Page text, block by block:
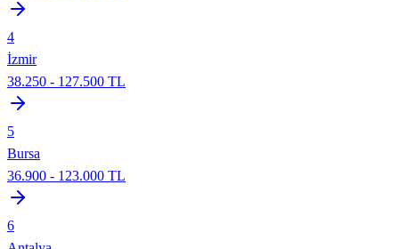
4
İzmir
38.250 - 127.500 TL
5
Bursa
36.900 - 123.000 TL
6